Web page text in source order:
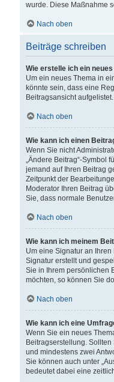
wurde. Diese Maßnahme
Nach oben
Beiträge schreiben
Wie erstelle ich ein
Um ein neues Thema in
könnte sein, dass eine
Beitragsansicht
Nach oben
Wie kann ich einen
Wenn Sie nicht
„Ändere Beitrag“-Symbol
jemand auf Ihren Beitrag
Zeitpunkt der
Moderator Ihren Beitrag
Sie, dass normale
Nach oben
Wie kann ich meinem
Um eine Signatur an
Signatur erstellt und
Sie in Ihrem persönlichen
möchten, so können Sie
Nach oben
Wie kann ich eine
Wenn Sie ein neues
Beitragserstellung.
und mindestens zwei
Sie können auch unter
bedeutet dabei eine